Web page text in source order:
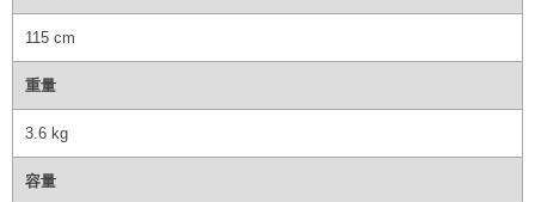
115 cm
重量
3.6 kg
容量